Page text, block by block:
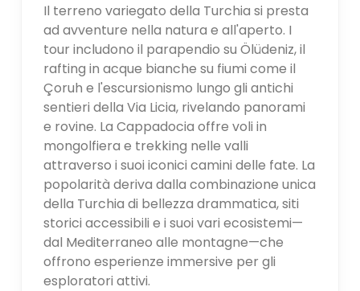
Il terreno variegato della Turchia si presta
ad avventure nella natura e all'aperto. I
tour includono il parapendio su Ölüdeniz, il
rafting in acque bianche su fiumi come il
Çoruh e l'escursionismo lungo gli antichi
sentieri della Via Licia, rivelando panorami
e rovine. La Cappadocia offre voli in
mongolfiera e trekking nelle valli
attraverso i suoi iconici camini delle fate. La
popolarità deriva dalla combinazione unica
della Turchia di bellezza drammatica, siti
storici accessibili e i suoi vari ecosistemi—
dal Mediterraneo alle montagne—che
offrono esperienze immersive per gli
esploratori attivi.